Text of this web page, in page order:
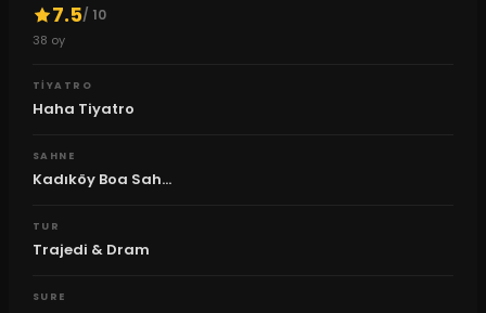
7.5/ 10
38 oy
TIYATRO
Haha Tiyatro
SAHNE
Kadıköy Boa Sah...
TUR
Trajedi & Dram
SURE